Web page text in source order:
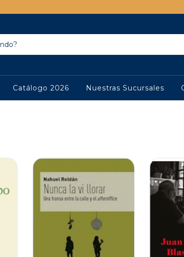
Catálogo 2026 Nuestras Sucursales